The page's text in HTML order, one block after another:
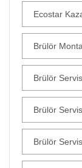
Ecostar
Brülör
Brülör
Brülör
Brülör